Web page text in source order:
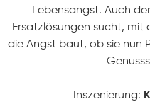
Lebensangst. Auch
Ersatzlösungen sucht, mit
die Angst baut, ob sie nun
Inszenierung: